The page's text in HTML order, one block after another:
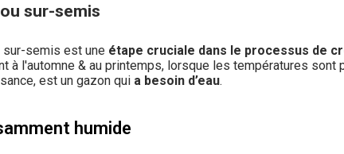
sur-semis
sur-semis est une étape cruciale dans le processus de
à l'automne & au printemps, lorsque les températures
est un gazon qui a besoin d’eau.
humide